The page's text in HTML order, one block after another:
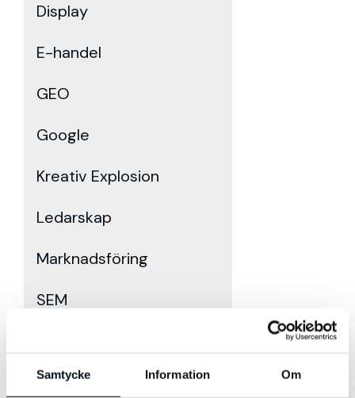
Samtycke Information Om
Display
E-handel
GEO
Google
Kreativ Explosion
Ledarskap
Marknadsföring
SEM
Sociala Medier